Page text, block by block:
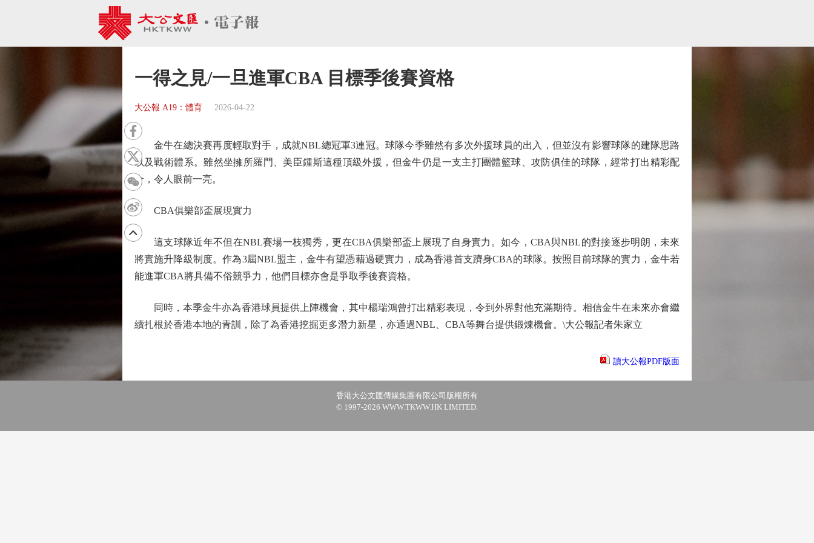
一得之見/一旦進軍CBA 目標季後賽資格
大公報 A19：體育 2026-04-22
金牛在總決賽再度輕取對手，成就NBL總冠軍3連冠。球隊今季雖然有多次外援球員的出入，但並沒有影響球隊的建隊思路
以及戰術體系。雖然坐擁所羅門、美臣鍾斯這種頂級外援，但金牛仍是一支主打團體籃球、攻防俱佳的球隊，經常打出精彩配
合，令人眼前一亮。
CBA俱樂部盃展現實力
這支球隊近年不但在NBL賽場一枝獨秀，更在CBA俱樂部盃上展現了自身實力。如今，CBA與NBL的對接逐步明朗，未來
將實施升降級制度。作為3屆NBL盟主，金牛有望憑藉過硬實力，成為香港首支躋身CBA的球隊。按照目前球隊的實力，金牛若
能進軍CBA將具備不俗競爭力，他們目標亦會是爭取季後賽資格。
同時，本季金牛亦為香港球員提供上陣機會，其中楊瑞鴻曾打出精彩表現，令到外界對他充滿期待。相信金牛在未來亦會繼
續扎根於香港本地的青訓，除了為香港挖掘更多潛力新星，亦通過NBL、CBA等舞台提供鍛煉機會。\大公報記者朱家立
讀大公報PDF版面
香港大公文匯傳媒集團有限公司版權所有
© 1997-2026 WWW.TKWW.HK LIMITED.